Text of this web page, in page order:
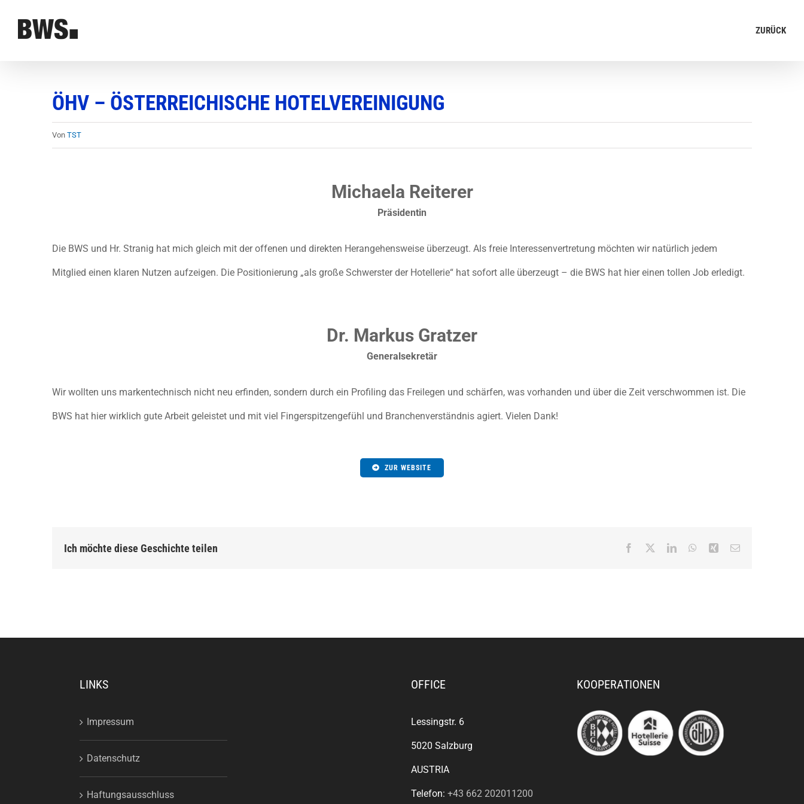
Inhalt ZURÜCK
ÖHV – ÖSTERREICHISCHE HOTELVEREINIGUNG
Von TST
Michaela Reiterer
Präsidentin
Die BWS und Hr. Stranig hat mich gleich mit der offenen und direkten Herangehensweise überzeugt. Als freie Interessenvertretung möchten wir natürlich jedem
Mitglied einen klaren Nutzen aufzeigen. Die Positionierung „als große Schwerster der Hotellerie“ hat sofort alle überzeugt – die BWS hat hier einen tollen Job erledigt.
Dr. Markus Gratzer
Generalsekretär
Wir wollten uns markentechnisch nicht neu erfinden, sondern durch ein Profiling das Freilegen und schärfen, was vorhanden und über die Zeit verschwommen ist. Die
BWS hat hier wirklich gute Arbeit geleistet und mit viel Fingerspitzengefühl und Branchenverständnis agiert. Vielen Dank!
ZUR WEBSITE
Ich möchte diese Geschichte teilen Facebook LinkedInWhatsApp
Xing E-
LINKS
Impressum
Datenschutz
Haftungsausschluss
OFFICE
Lessingstr. 6
5020 Salzburg
AUSTRIA
Telefon: +43 662 202011200
KOOPERATIONEN